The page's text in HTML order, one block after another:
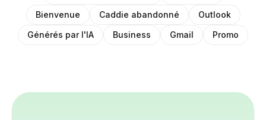
Bienvenue
Caddie abandonné
Outlook
Générés par l'IA
Business Gmail Promo